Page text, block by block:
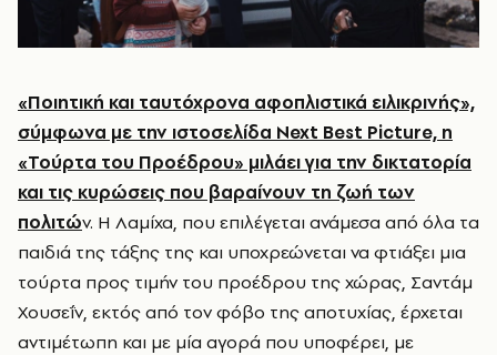
«Ποιητική και ταυτόχρονα αφοπλιστικά ειλικρινής»,
σύμφωνα με την ιστοσελίδα Next Best Picture, η
«Τούρτα του Προέδρου» μιλάει για την δικτατορία
και τις κυρώσεις που βαραίνουν τη ζωή των
πολιτών. Η Λαμίχα, που επιλέγεται ανάμεσα από όλα τα
παιδιά της τάξης της και υποχρεώνεται να φτιάξει μια
τούρτα προς τιμήν του προέδρου της χώρας, Σαντάμ
Χουσεΐν, εκτός από τον φόβο της αποτυχίας, έρχεται
αντιμέτωπη και με μία αγορά που υποφέρει, με